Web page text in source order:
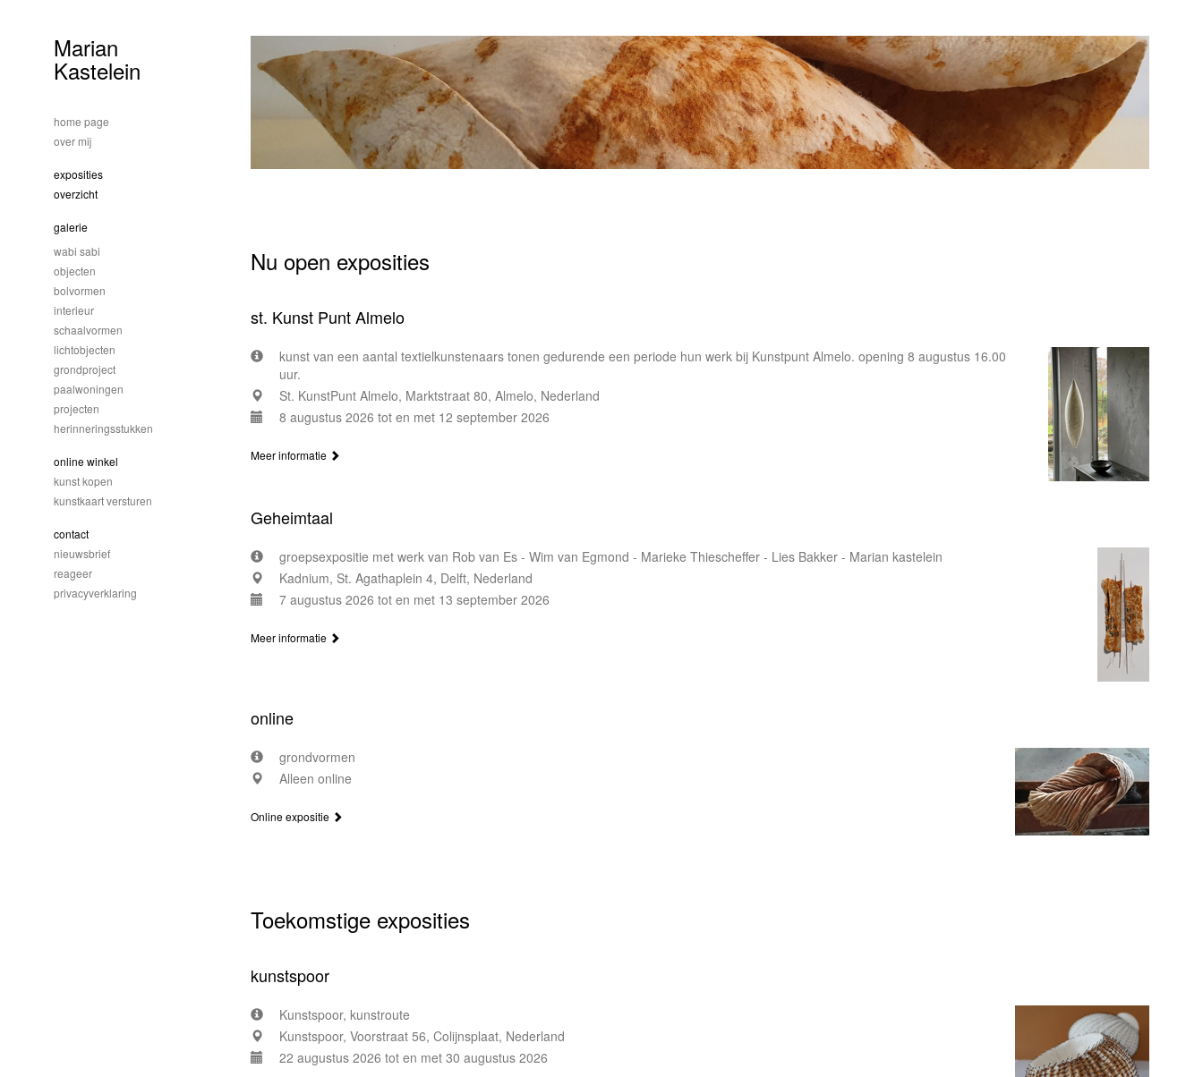
Nu open exposities
st. Kunst Punt Almelo
kunst van een aantal textielkunstenaars tonen gedurende een periode hun werk bij Kunstpunt Almelo. opening 8 augustus 16.00
uur.
St. KunstPunt Almelo, Marktstraat 80, Almelo, Nederland
8 augustus 2026 tot en met 12 september 2026
Meer informatie
Geheimtaal
groepsexpositie met werk van Rob van Es - Wim van Egmond - Marieke Thiescheffer - Lies Bakker - Marian kastelein
Kadnium, St. Agathaplein 4, Delft, Nederland
7 augustus 2026 tot en met 13 september 2026
Meer informatie
online
grondvormen
Alleen online
Online expositie
Toekomstige exposities
kunstspoor
Kunstspoor, kunstroute
Kunstspoor, Voorstraat 56, Colijnsplaat, Nederland
22 augustus 2026 tot en met 30 augustus 2026
Marian
Kastelein
home page
over mij
exposities
overzicht
galerie
wabi sabi
objecten
bolvormen
interieur
schaalvormen
lichtobjecten
grondproject
paalwoningen
projecten
herinneringsstukken
online winkel
kunst kopen
kunstkaart versturen
contact
nieuwsbrief
reageer
privacyverklaring